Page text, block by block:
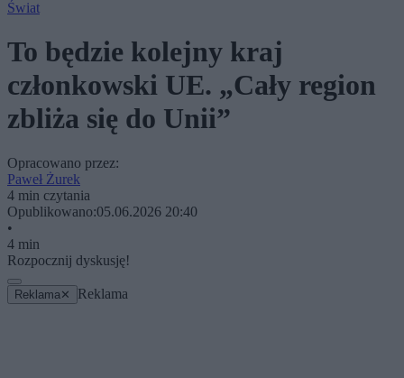
Świat
To będzie kolejny kraj
członkowski UE. „Cały region
zbliża się do Unii”
Opracowano przez:
Paweł Żurek
4 min czytania
Opublikowano:05.06.2026 20:40
•
4 min
Rozpocznij dyskusję!
Reklama ✕ Reklama